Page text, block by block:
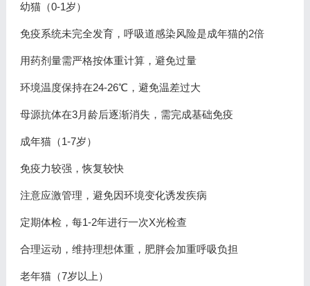
幼猫（0-1岁）
免疫系统未完全发育，呼吸道感染风险是成年猫的2倍
用药剂量需严格按体重计算，避免过量
环境温度保持在24-26℃，避免温差过大
母源抗体在3月龄后逐渐消失，需完成基础免疫
成年猫（1-7岁）
免疫力较强，恢复较快
注意应激管理，避免因环境变化诱发疾病
定期体检，每1-2年进行一次X光检查
合理运动，维持理想体重，肥胖会加重呼吸负担
老年猫（7岁以上）